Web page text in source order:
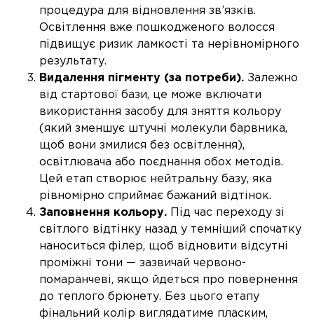
процедура для відновлення зв’язків.
Освітлення вже пошкодженого волосся
підвищує ризик ламкості та нерівномірного
результату.
Видалення пігменту (за потреби). Залежно
від стартової бази, це може включати
використання засобу для зняття кольору
(який зменшує штучні молекули барвника,
щоб вони змилися без освітлення),
освітлювача або поєднання обох методів.
Цей етап створює нейтральну базу, яка
рівномірно сприймає бажаний відтінок.
Заповнення кольору. Під час переходу зі
світлого відтінку назад у темніший спочатку
наноситься філер, щоб відновити відсутні
проміжні тони — зазвичай червоно-
помаранчеві, якщо йдеться про повернення
до теплого брюнету. Без цього етапу
фінальний колір виглядатиме пласким,